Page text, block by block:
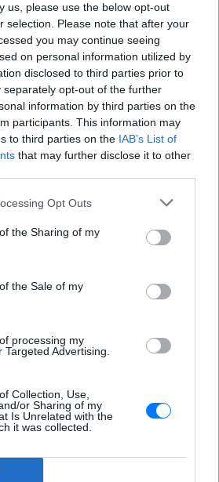
us, please use the below opt-out
selection. Please note that after your
you may continue seeing
on personal information utilized by
disclosed to third parties prior to
separately opt-out of the further
information by third parties on the
participants. This information may
to third parties on the IAB’s List of
that may further disclose it to other
Opt Outs
the Sharing of my
the Sale of my
processing my
Advertising.
Collection, Use,
or Sharing of my
Is Unrelated with the
it was collected.
E-Radio.gr στο
τα πιο hot νέα
θέματα για
και φυσικάCelebrities
E-Radio.gr και στο Instagram